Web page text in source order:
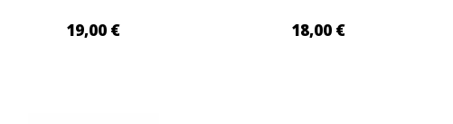
19,00 € 18,00 €